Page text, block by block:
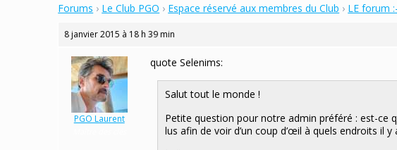
Forums › Le Club PGO › Espace réservé aux membres du Club › LE forum
8 janvier 2015 à 18 h 39 min
PGO Laurent
quote Selenims:
Salut tout le monde !
Petite question pour notre admin préféré : est-ce
lus afin de voir d’un coup d’œil à quels endroits il